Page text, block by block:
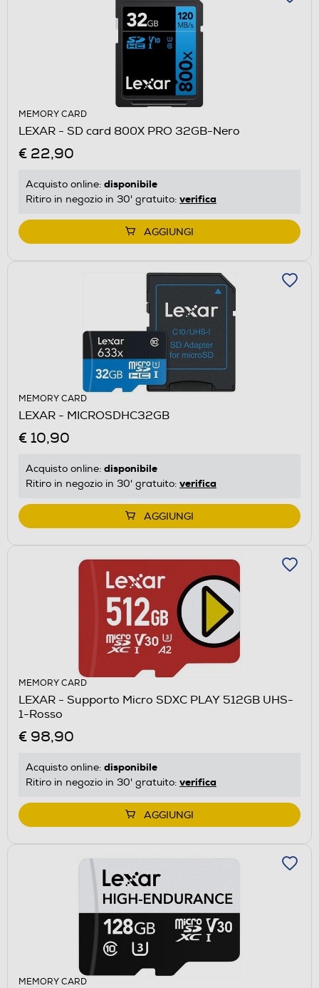
MEMORY CARD
LEXAR - SD card 800X PRO 32GB-Nero
€ 22,90
Acquisto online: disponibile
Ritiro in negozio in 30' gratuito: verifica
AGGIUNGI
MEMORY CARD
LEXAR - MICROSDHC32GB
€ 10,90
Acquisto online: disponibile
Ritiro in negozio in 30' gratuito: verifica
AGGIUNGI
MEMORY CARD
LEXAR - Supporto Micro SDXC PLAY 512GB UHS-
1-Rosso
€ 98,90
Acquisto online: disponibile
Ritiro in negozio in 30' gratuito: verifica
AGGIUNGI
MEMORY CARD